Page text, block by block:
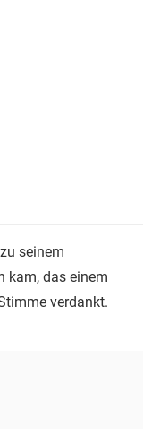
seinem
kam, das einem
verdankt.